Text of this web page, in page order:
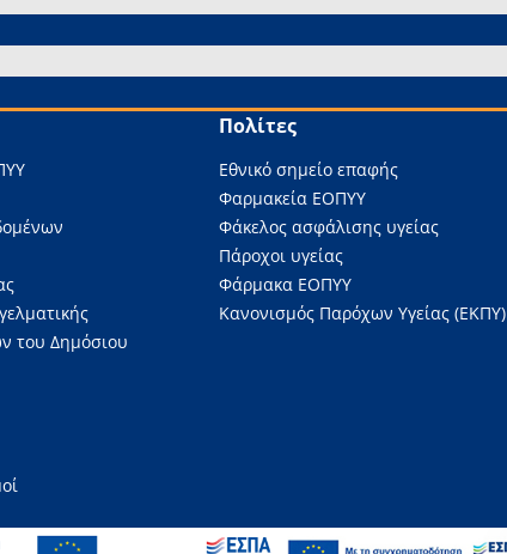
του Δημόσιου
Πολίτες
Εθνικό σημείο επαφής
Φαρμακεία ΕΟΠΥΥ
Φάκελος ασφάλισης υγείας
Πάροχοι υγείας
Φάρμακα ΕΟΠΥΥ
Κανονισμός Παρόχων Υγείας (ΕΚΠΥ)